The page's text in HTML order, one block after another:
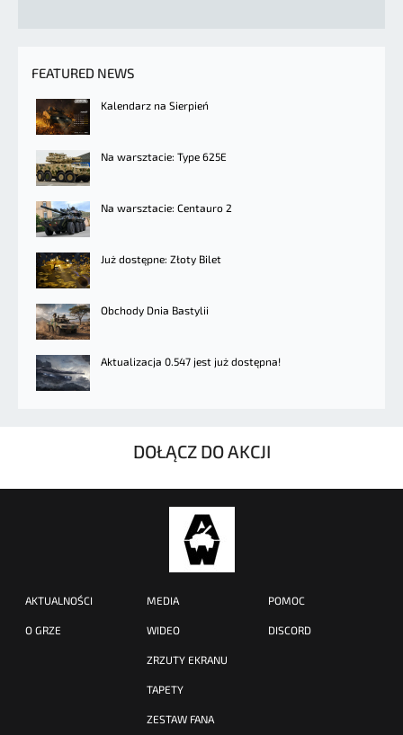
FEATURED NEWS
Kalendarz na Sierpień
Na warsztacie: Type 625E
Na warsztacie: Centauro 2
Już dostępne: Złoty Bilet
Obchody Dnia Bastylii
Aktualizacja 0.547 jest już dostępna!
DOŁĄCZ DO AKCJI
AKTUALNOŚCI
O GRZE
MEDIA
WIDEO
ZRZUTY EKRANU
TAPETY
ZESTAW FANA
POMOC
DISCORD